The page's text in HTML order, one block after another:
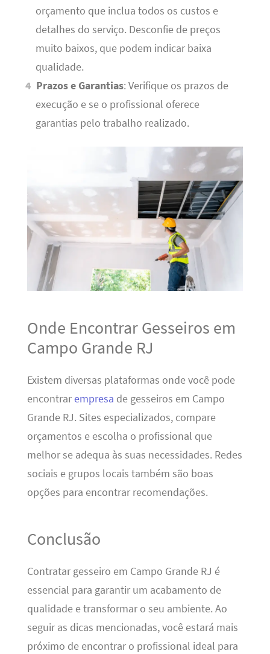
orçamento que inclua todos os custos e
detalhes do serviço. Desconfie de preços
muito baixos, que podem indicar baixa
qualidade.
Prazos e Garantias: Verifique os prazos de
execução e se o profissional oferece
garantias pelo trabalho realizado.
Onde Encontrar Gesseiros em
Campo Grande RJ
Existem diversas plataformas onde você pode
encontrarempresa de gesseiros em Campo
Grande RJ. Sites especializados, compare
orçamentos e escolha o profissional que
melhor se adequa às suas necessidades. Redes
sociais e grupos locais também são boas
opções para encontrar recomendações.
Conclusão
Contratar gesseiro em Campo Grande RJ é
essencial para garantir um acabamento de
qualidade e transformar o seu ambiente. Ao
seguir as dicas mencionadas, você estará mais
próximo de encontrar o profissional ideal para